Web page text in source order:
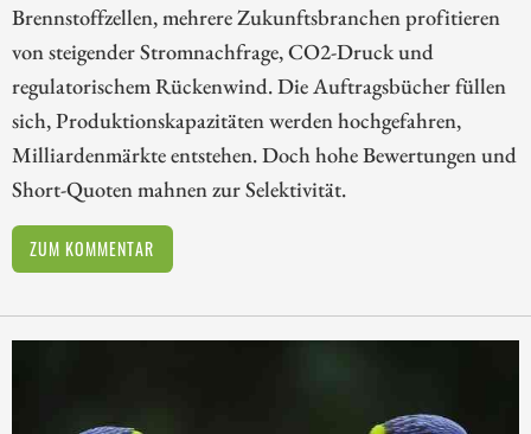
Brennstoffzellen, mehrere Zukunftsbranchen profitieren
von steigender Stromnachfrage, CO2-Druck und
regulatorischem Rückenwind. Die Auftragsbücher füllen
sich, Produktionskapazitäten werden hochgefahren,
Milliardenmärkte entstehen. Doch hohe Bewertungen und
Short-Quoten mahnen zur Selektivität.
ZUM KOMMENTAR